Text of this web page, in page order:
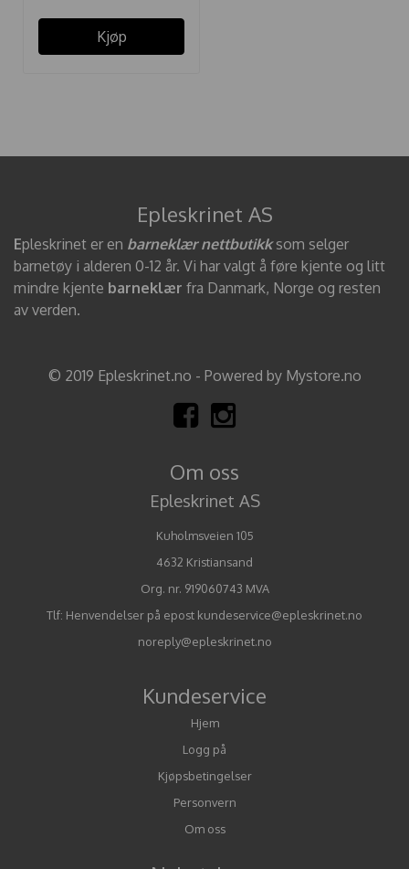
Kjøp
Epleskrinet AS
Epleskrinet er en barneklær nettbutikksom selger
barnetøy i alderen 0-12 år. Vi har valgt å føre kjente og litt
mindre kjente barneklær fra Danmark, Norge og resten
av verden.
© 2019 Epleskrinet.no - Powered by Mystore.no
Om oss
Epleskrinet AS
Kuholmsveien 105
4632 Kristiansand
Org. nr. 919060743 MVA
Tlf: Henvendelser på epost kundeservice@epleskrinet.no
noreply@epleskrinet.no
Kundeservice
Hjem
Logg på
Kjøpsbetingelser
Personvern
Om oss